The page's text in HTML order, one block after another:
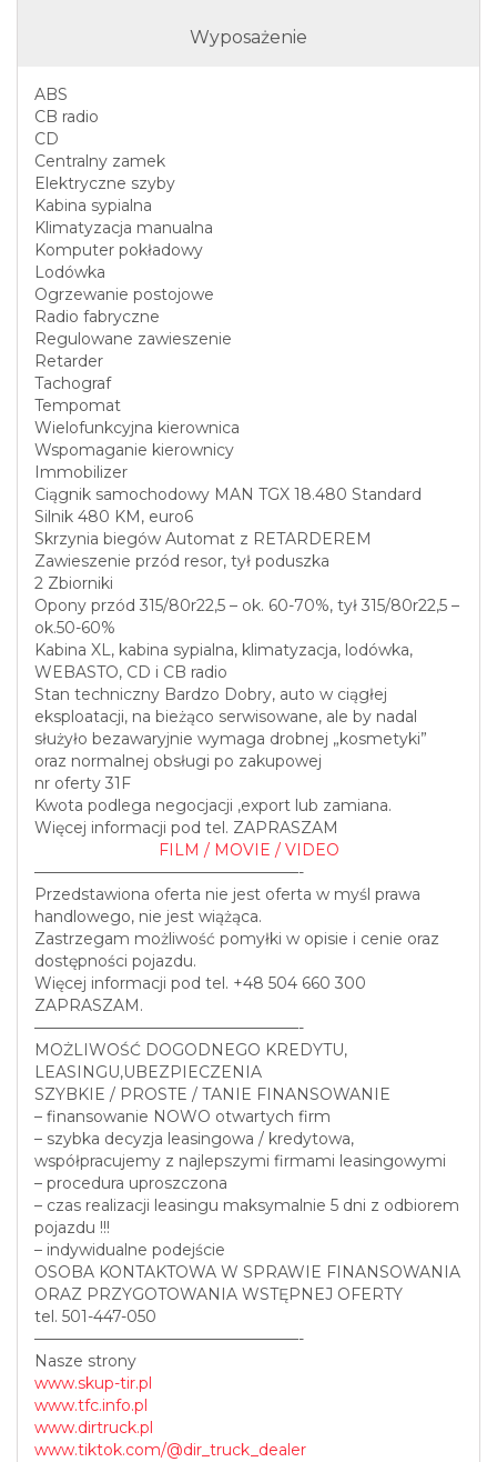
Wyposażenie
ABS
CB radio
CD
Centralny zamek
Elektryczne szyby
Kabina sypialna
Klimatyzacja manualna
Komputer pokładowy
Lodówka
Ogrzewanie postojowe
Radio fabryczne
Regulowane zawieszenie
Retarder
Tachograf
Tempomat
Wielofunkcyjna kierownica
Wspomaganie kierownicy
Immobilizer
Ciągnik samochodowy MAN TGX 18.480 Standard
Silnik 480 KM, euro6
Skrzynia biegów Automat z RETARDEREM
Zawieszenie przód resor, tył poduszka
2 Zbiorniki
Opony przód 315/80r22,5 – ok. 60-70%, tył 315/80r22,5 –
ok.50-60%
Kabina XL, kabina sypialna, klimatyzacja, lodówka,
WEBASTO, CD i CB radio
Stan techniczny Bardzo Dobry, auto w ciągłej
eksploatacji, na bieżąco serwisowane, ale by nadal
służyło bezawaryjnie wymaga drobnej „kosmetyki”
oraz normalnej obsługi po zakupowej
nr oferty 31F
Kwota podlega negocjacji ,export lub zamiana.
Więcej informacji pod tel. ZAPRASZAM
FILM / MOVIE / VIDEO
—————————————————-
Przedstawiona oferta nie jest oferta w myśl prawa
handlowego, nie jest wiążąca.
Zastrzegam możliwość pomyłki w opisie i cenie oraz
dostępności pojazdu.
Więcej informacji pod tel. +48 504 660 300
ZAPRASZAM.
—————————————————-
MOŻLIWOŚĆ DOGODNEGO KREDYTU,
LEASINGU,UBEZPIECZENIA
SZYBKIE / PROSTE / TANIE FINANSOWANIE
– finansowanie NOWO otwartych firm
– szybka decyzja leasingowa / kredytowa,
współpracujemy z najlepszymi firmami leasingowymi
– procedura uproszczona
– czas realizacji leasingu maksymalnie 5 dni z odbiorem
pojazdu !!!
– indywidualne podejście
OSOBA KONTAKTOWA W SPRAWIE FINANSOWANIA
ORAZ PRZYGOTOWANIA WSTĘPNEJ OFERTY
tel. 501-447-050
—————————————————-
Nasze strony
www.skup-tir.pl
www.tfc.info.pl
www.dirtruck.pl
www.tiktok.com/@dir_truck_dealer